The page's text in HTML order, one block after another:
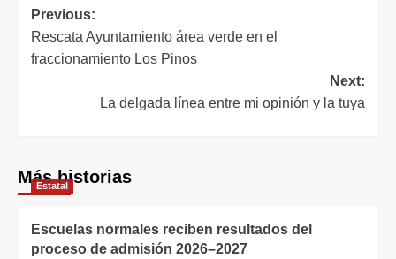
Previous:
Rescata Ayuntamiento área verde en el
fraccionamiento Los Pinos
Next:
La delgada línea entre mi opinión y la tuya
Más historias
Estatal
Escuelas normales reciben resultados del
proceso de admisión 2026–2027